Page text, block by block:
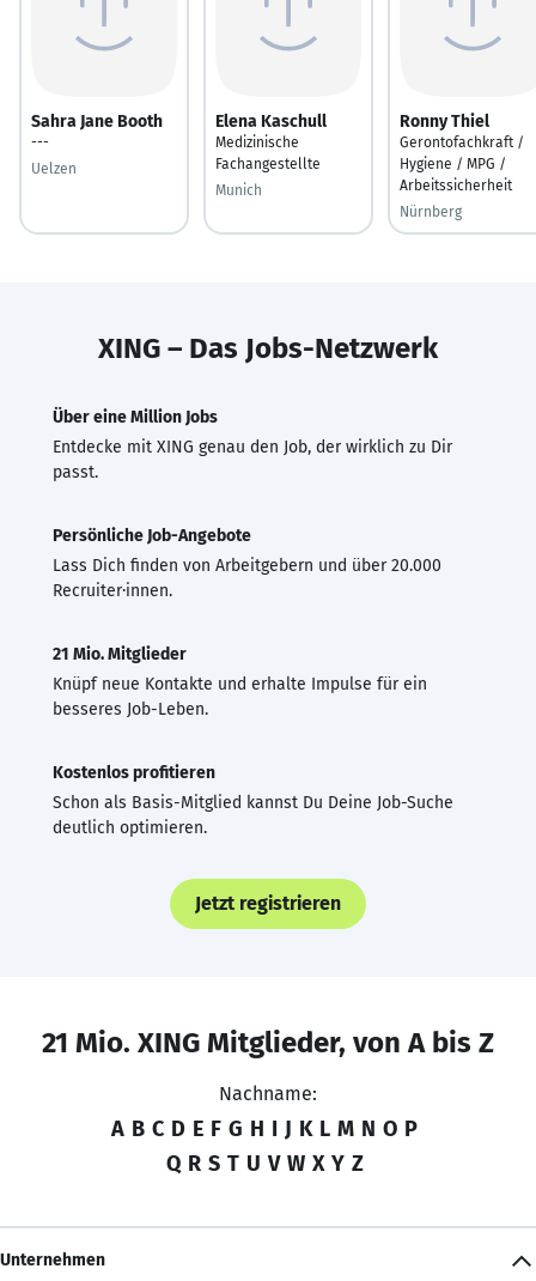
Sahra Jane Booth
---
Uelzen
Elena Kaschull
Medizinische
Fachangestellte
Munich
Ronny Thiel
Gerontofachkraft /
Hygiene / MPG /
Arbeitssicherheit
Nürnberg
XING – Das Jobs-Netzwerk
Über eine Million Jobs
Entdecke mit XING genau den Job, der wirklich zu Dir
passt.
Persönliche Job-Angebote
Lass Dich finden von Arbeitgebern und über 20.000
Recruiter·innen.
21 Mio. Mitglieder
Knüpf neue Kontakte und erhalte Impulse für ein
besseres Job-Leben.
Kostenlos profitieren
Schon als Basis-Mitglied kannst Du Deine Job-Suche
deutlich optimieren.
Jetzt registrieren
21 Mio. XING Mitglieder, von A bis Z
Nachname:
A B C D E F G H I J K L M N O P
Q R S T U V W X Y Z
Unternehmen